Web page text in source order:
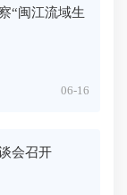
“闽江流域生
06-16
会召开